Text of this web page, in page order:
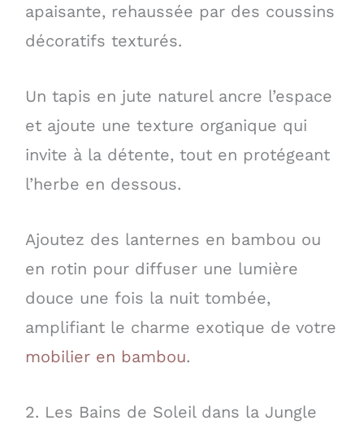
apaisante, rehaussée par des coussins
décoratifs texturés.
Un tapis en jute naturel ancre l’espace
et ajoute une texture organique qui
invite à la détente, tout en protégeant
l’herbe en dessous.
Ajoutez des lanternes en bambou ou
en rotin pour diffuser une lumière
douce une fois la nuit tombée,
amplifiant le charme exotique de votre
mobilier en bambou.
2. Les Bains de Soleil dans la Jungle